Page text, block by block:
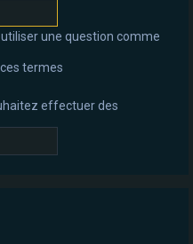
une question comme
termes
effectuer des